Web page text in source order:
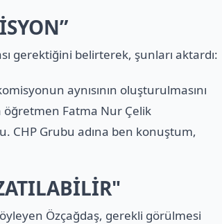
gerektiğini belirterek, şunları aktardı:
aynısının oluşturulmasını
öğretmen Fatma Nur Çelik
CHP Grubu adına ben konuştum,
Özçağdaş, gerekli görülmesi